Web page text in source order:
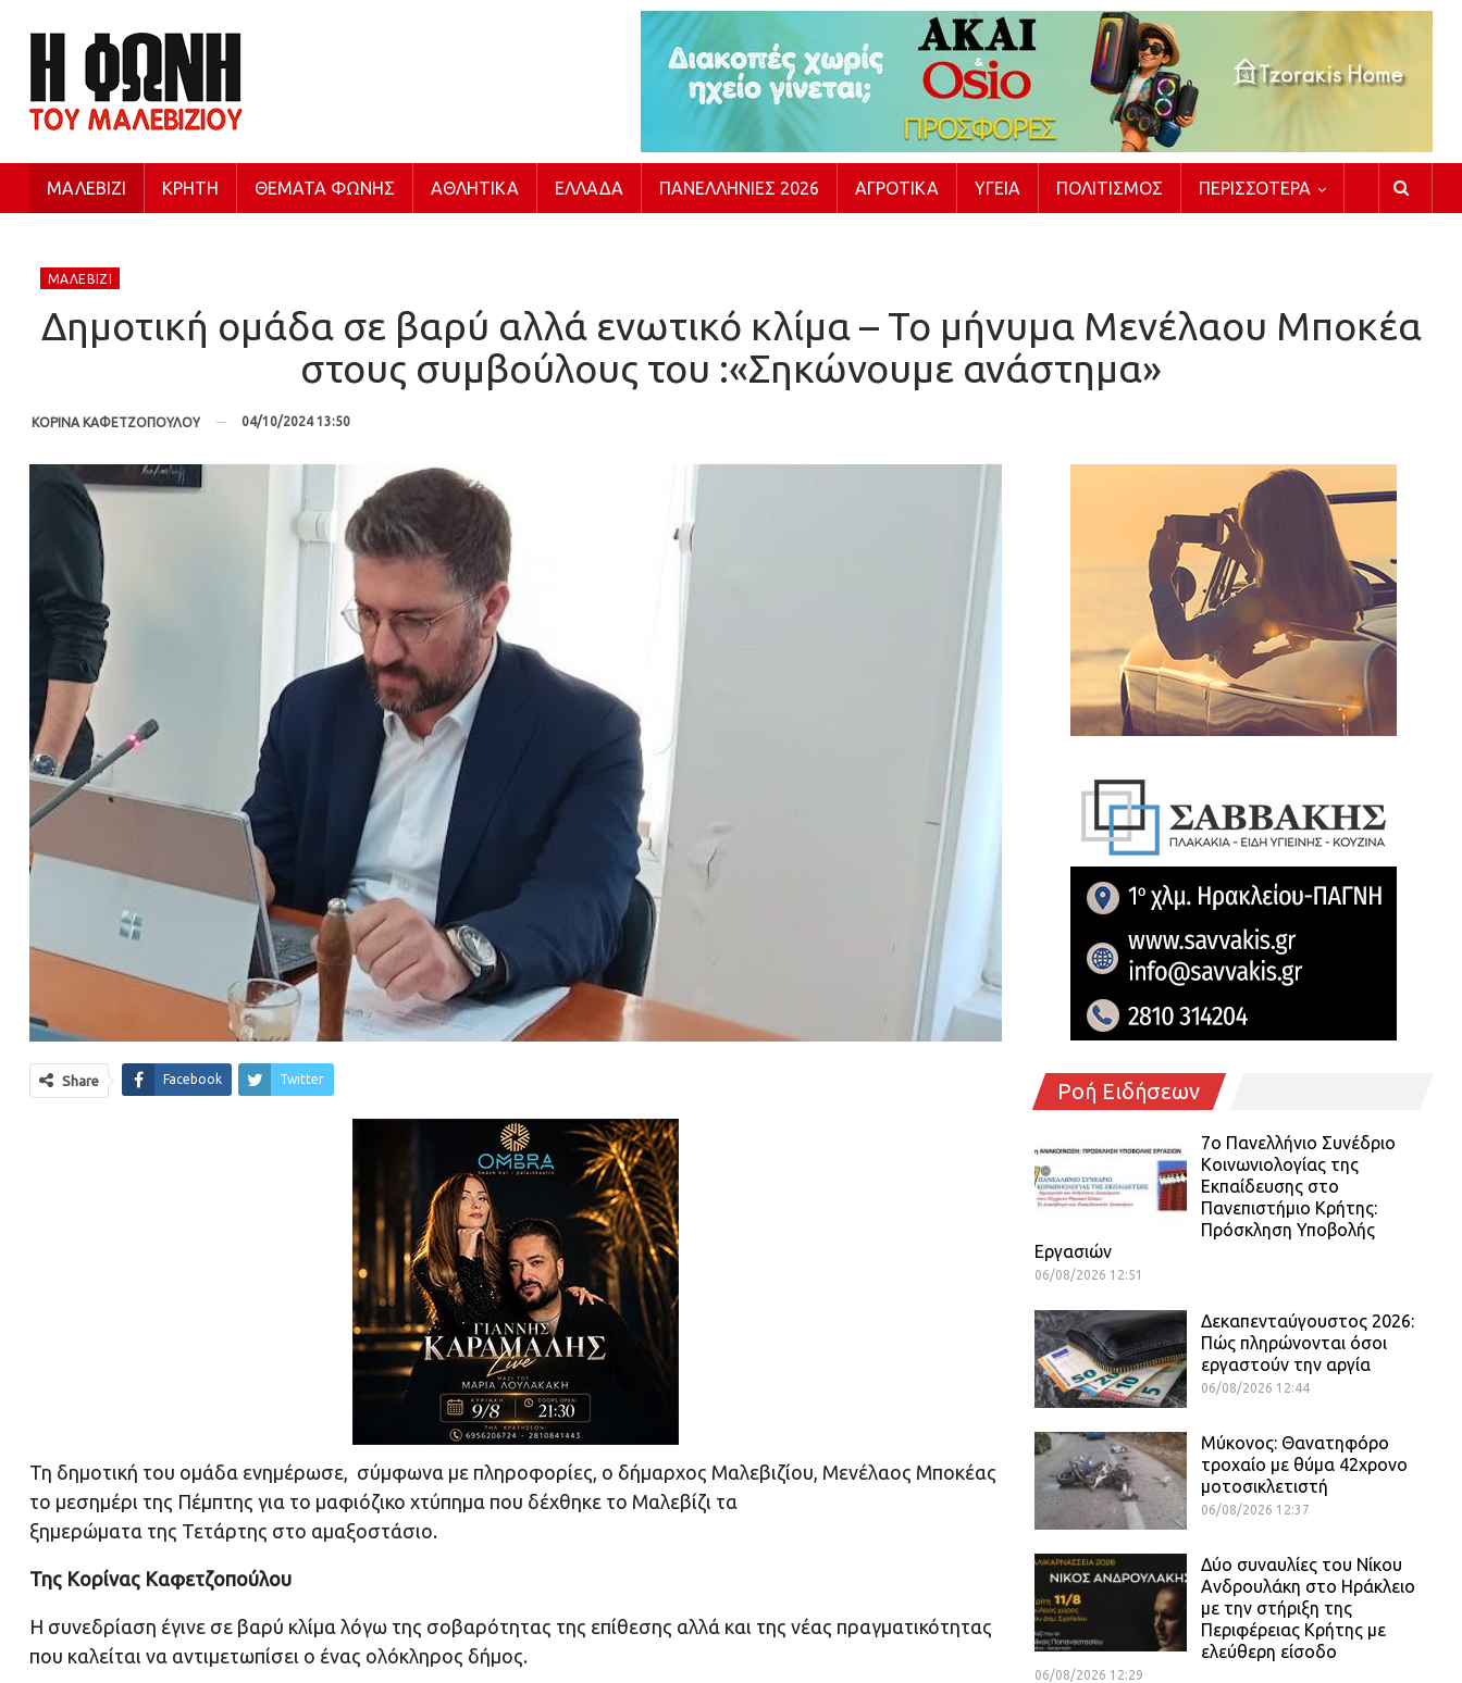
ΜΑΛΕΒΊΖΙ ΚΡΉΤΗ ΘΈΜΑΤΑ ΦΩΝΉΣ ΑΘΛΗΤΙΚΆ ΕΛΛΆΔΑ ΠΑΝΕΛΛΉΝΙΕΣ 2026 ΑΓΡΟΤΙΚΆ ΥΓΕΊΑ ΠΟΛΙΤΙΣΜΌΣ ΠΕΡΙΣΣΌΤΕΡΑ
ΜΑΛΕΒΊΖΙ
Δημοτική ομάδα σε βαρύ αλλά ενωτικό κλίμα – Το μήνυμα Μενέλαου Μποκέα
στους συμβούλους του :«Σηκώνουμε ανάστημα»
ΚΟΡΙΝΑ ΚΑΦΕΤΖΟΠΟΥΛΟΥ 04/10/2024 13:50
Share Facebook Twitter
Τη δημοτική του ομάδα ενημέρωσε, σύμφωνα με πληροφορίες, ο δήμαρχος Μαλεβιζίου, Μενέλαος Μποκέας
το μεσημέρι της Πέμπτης για το μαφιόζικο χτύπημα που δέχθηκε το Μαλεβίζι τα
ξημερώματα της Τετάρτης στο αμαξοστάσιο.
Της Κορίνας Καφετζοπούλου
Η συνεδρίαση έγινε σε βαρύ κλίμα λόγω της σοβαρότητας της επίθεσης αλλά και της νέας πραγματικότητας
που καλείται να αντιμετωπίσει ο ένας ολόκληρος δήμος.
Ροή Ειδήσεων
7ο Πανελλήνιο Συνέδριο
Κοινωνιολογίας της
Εκπαίδευσης στο
Πανεπιστήμιο Κρήτης:
Πρόσκληση Υποβολής
Εργασιών
06/08/2026 12:51
Δεκαπενταύγουστος 2026:
Πώς πληρώνονται όσοι
εργαστούν την αργία
06/08/2026 12:44
Μύκονος: Θανατηφόρο
τροχαίο με θύμα 42χρονο
μοτοσικλετιστή
06/08/2026 12:37
Δύο συναυλίες του Νίκου
Ανδρουλάκη στο Ηράκλειο
με την στήριξη της
Περιφέρειας Κρήτης με
ελεύθερη είσοδο
06/08/2026 12:29